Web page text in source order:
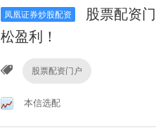
凤凰证券炒股配资
股票配资
松盈利！
股票配资门户
本信选配